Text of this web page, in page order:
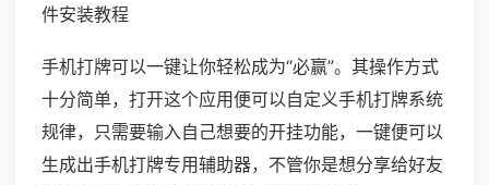
件安装教程
手机打牌可以一键让你轻松成为“必赢”。其操作方式
十分简单，打开这个应用便可以自定义手机打牌系统
规律，只需要输入自己想要的开挂功能，一键便可以
生成出手机打牌专用辅助器，不管你是想分享给好友